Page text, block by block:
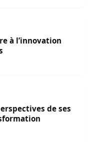
à l’innovation
de ses